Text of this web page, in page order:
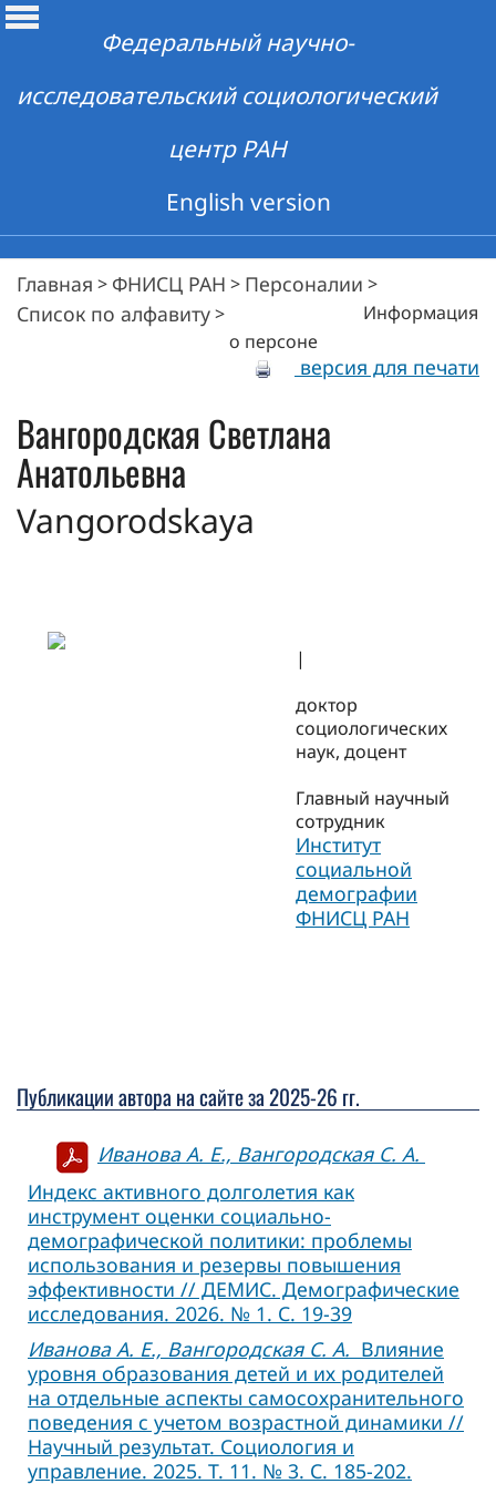
Федеральный научно-
исследовательский социологический
центр РАН
English version
Главная > ФНИСЦ РАН > Персоналии >
Список по алфавиту>
Информация
о персоне
версия для печати
ВангородскаяСветлана
Анатольевна
Vangorodskaya
|
доктор
социологических
наук, доцент
Главный научный
сотрудник
Институт
социальной
демографии
ФНИСЦ РАН
Публикации автора на сайте за 2025-26 гг.
Иванова А. Е., Вангородская С. А.
Индекс активного долголетия как
инструмент оценки социально-
демографической политики: проблемы
использования и резервы повышения
эффективности // ДЕМИС. Демографические
исследования. 2026. № 1. С. 19-39
Иванова А. Е., Вангородская С. А. Влияние
уровня образования детей и их родителей
на отдельные аспекты самосохранительного
поведения с учетом возрастной динамики //
Научный результат. Социология и
управление. 2025. Т. 11. № 3. С. 185-202.